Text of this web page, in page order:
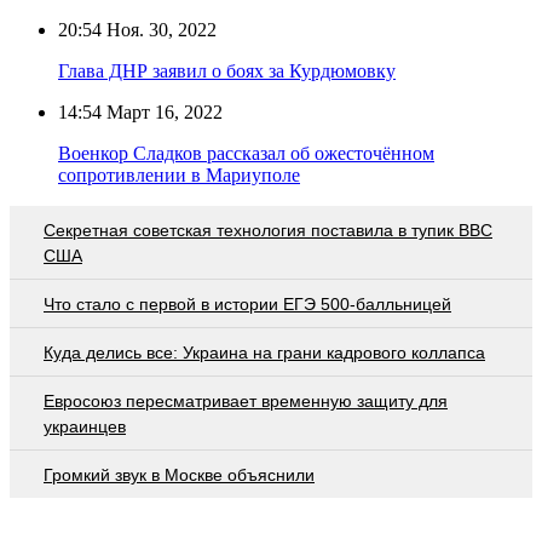
20:54 Ноя. 30, 2022
Глава ДНР заявил о боях за Курдюмовку
14:54 Март 16, 2022
Военкор Сладков рассказал об ожесточённом
сопротивлении в Мариуполе
Секретная советская технология поставила в тупик ВВС
США
Что стало с первой в истории ЕГЭ 500-балльницей
Куда делись все: Украина на грани кадрового коллапса
Евросоюз пересматривает временную защиту для
украинцев
Громкий звук в Москве объяснили